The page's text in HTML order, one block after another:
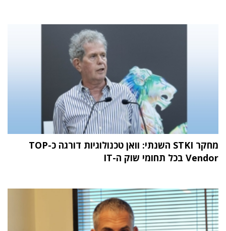
מחקר STKI השנתי: וואן טכנולוגיות דורגה כ-TOP
Vendor בכל תחומי שוק ה-IT